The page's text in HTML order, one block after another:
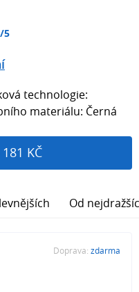
5
technologie:
materiálu: Černá
KČ
Od
Doprava: zdarma